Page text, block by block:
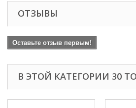
ОТЗЫВЫ
Оставьте отзыв первым!
В ЭТОЙ КАТЕГОРИИ 30